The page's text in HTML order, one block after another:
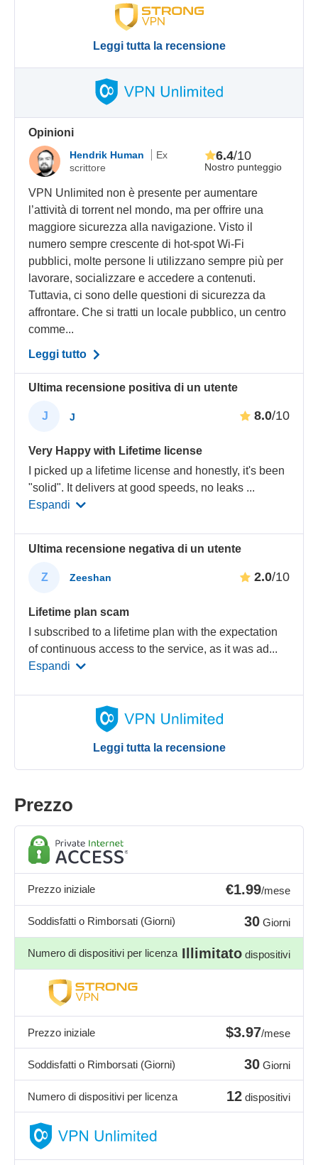
Leggi tutta la recensione
Opinioni
Hendrik Human
Ex
scrittore
Nostro punteggio
6.4/10
VPN Unlimited non è presente per aumentare
l’attività di torrent nel mondo, ma per offrire una
maggiore sicurezza alla navigazione. Visto il
numero sempre crescente di hot-spot Wi-Fi
pubblici, molte persone li utilizzano sempre più per
lavorare, socializzare e accedere a contenuti.
Tuttavia, ci sono delle questioni di sicurezza da
affrontare. Che si tratti un locale pubblico, un centro
comme...
Leggi tutto
Ultima recensione positiva di un utente
J J 8.0/10
Very Happy with Lifetime license
I picked up a lifetime license and honestly, it's been
"solid". It delivers at good speeds, no leaks ...
Espandi
Ultima recensione negativa di un utente
Z Zeeshan 2.0/10
Lifetime plan scam
I subscribed to a lifetime plan with the expectation
of continuous access to the service, as it was ad...
Espandi
Leggi tutta la recensione
Prezzo
Prezzo iniziale €1.99/mese
Soddisfatti o Rimborsati (Giorni) 30 Giorni
Numero di dispositivi per licenza Illimitato dispositivi
Prezzo iniziale $3.97/mese
Soddisfatti o Rimborsati (Giorni) 30 Giorni
Numero di dispositivi per licenza 12 dispositivi